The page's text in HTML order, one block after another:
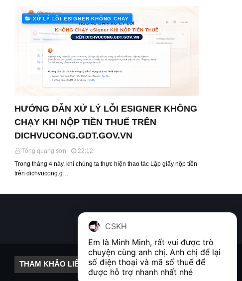
XỬ LÝ LỖI ESIGNER KHÔNG CHẠY
HƯỚNG DẪN XỬ LÝ LỖI ESIGNER KHÔNG
CHẠY KHI NỘP TIỀN THUẾ TRÊN
DICHVUCONG.GDT.GOV.VN
Tống quang sơn
22:12
Trong tháng 4 này, khi chúng ta thực hiện thao tác Lập giấy nộp tiền
trên dichvucong.g…
THAM KHẢO LIÊN KẾT
CSKH
Em là Minh Minh, rất vui được trò
chuyện cùng anh chị. Anh chị để lại
số điện thoại và mã số thuế để
được hỗ trợ nhanh nhất nhé